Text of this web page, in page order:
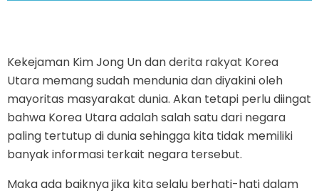
Kekejaman Kim Jong Un dan derita rakyat Korea
Utara memang sudah mendunia dan diyakini oleh
mayoritas masyarakat dunia. Akan tetapi perlu diingat
bahwa Korea Utara adalah salah satu dari negara
paling tertutup di dunia sehingga kita tidak memiliki
banyak informasi terkait negara tersebut.
Maka ada baiknya jika kita selalu berhati-hati dalam